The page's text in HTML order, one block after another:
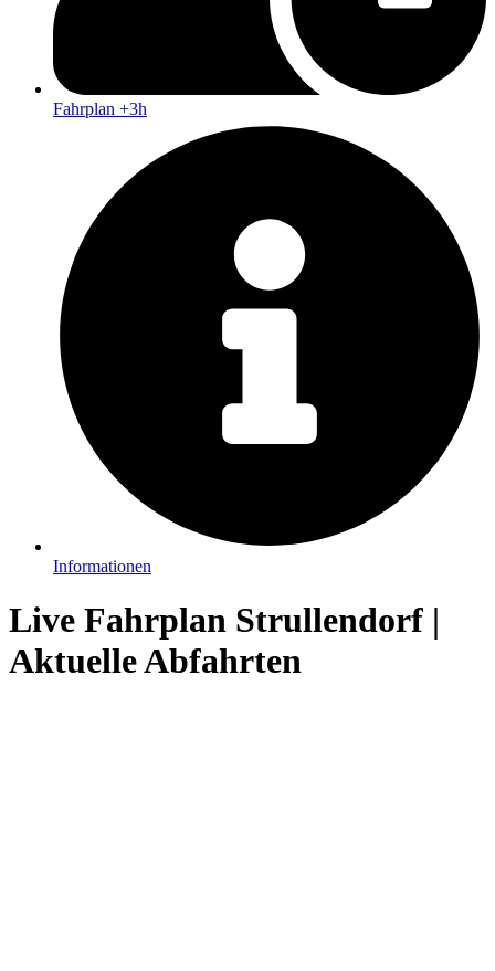
Fahrplan +3h
Informationen
Live Fahrplan Strullendorf |
Aktuelle Abfahrten